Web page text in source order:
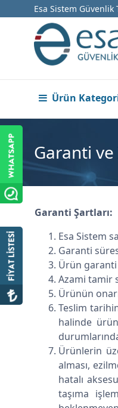
Esa Sistem Güvenlik
Ürün
Garanti ve
Garanti Şartları:
Esa Sistem
Garanti
Ürün garanti
Azami tamir
Ürünün
Teslim
halinde
Ürünlerin
alması,
hatalı
taşıma